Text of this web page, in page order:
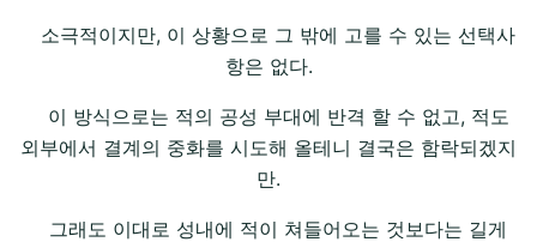
소극적이지만, 이 상황으로 그 밖에 고를 수 있는 선택사
항은 없다.
이 방식으로는 적의 공성 부대에 반격 할 수 없고, 적도
외부에서 결계의 중화를 시도해 올테니 결국은 함락되겠지
만.
그래도 이대로 성내에 적이 쳐들어오는 것보다는 길게